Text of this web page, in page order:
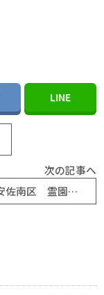
LINE
次の記事へ
広島市安佐南区 霊園の植栽工事 その後